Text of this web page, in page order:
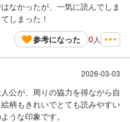
なかったが、一気に読んでしま
しまった！
参考になった 0人
2026-03-03
公が、周りの協力を得ながら自
柄もきれいでとても読みやすい
うな印象です。